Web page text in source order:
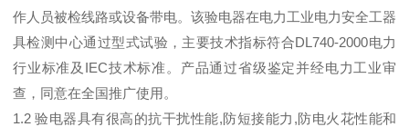
作人员被检线路或设备带电。该验电器在电力工业电力安全工器
具检测中心通过型式试验，主要技术指标符合DL740-2000电力
行业标准及IEC技术标准。产品通过省级鉴定并经电力工业审
查，同意在全国推广使用。
1.2 验电器具有很高的抗干扰性能,防短接能力,防电火花性能和